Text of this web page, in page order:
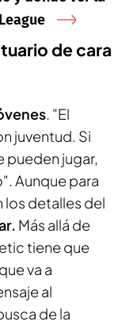
de cara
. "El
juventud. Si
pueden jugar,
Aunque para
los detalles del
Más allá de
tiene que
va a
al
de la